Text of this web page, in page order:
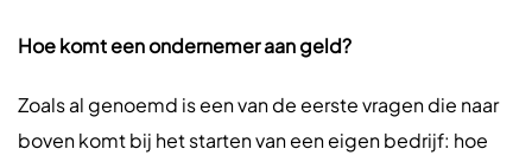
Hoe komt een ondernemer aan geld?
Zoals al genoemd is een van de eerste vragen die naar
boven komt bij het starten van een eigen bedrijf: hoe